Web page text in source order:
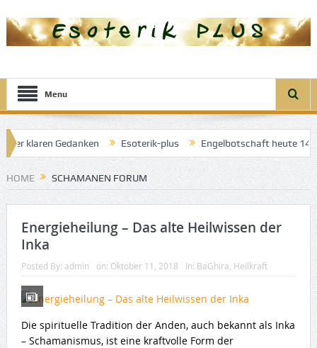
Menu
klaren Gedanken Esoterik-plus Engelbotschaft heute 14.
der guten Träume
HOME SCHAMANEN FORUM
Energieheilung – Das alte Heilwissen der
Inka
Posted By: admin on: Oktober 11, 2018 In: BaGhira Heilkraft
Die spirituelle Tradition der Anden, auch bekannt als Inka
– Schamanismus, ist eine kraftvolle Form der